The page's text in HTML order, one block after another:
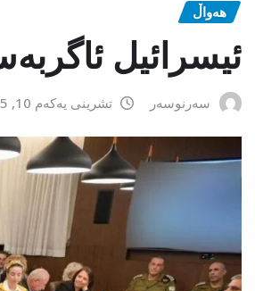
هەواڵ
ئیسرائیل
سەرنوسەر تشرینی یەکەم 10, 2025